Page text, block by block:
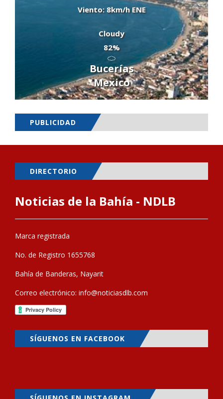
Viento: 8km/h ENE
Cloudy
82%
Bucerías
Mexico
PUBLICIDAD
DIRECTORIO
Noticias de la Bahía - NDLB
Marca registrada
No. de Registro 1655768
Bahía de Banderas, Nayarit
Correo electrónico: info@noticiasdlb.com
SÍGUENOS EN FACEBOOK